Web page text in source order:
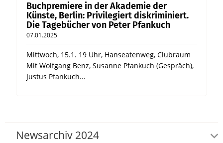
Buchpremiere in der Akademie der
Künste, Berlin: Privilegiert diskriminiert.
Die Tagebücher von Peter Pfankuch
07.01.2025
Mittwoch, 15.1. 19 Uhr, Hanseatenweg, Clubraum
Mit Wolfgang Benz, Susanne Pfankuch (Gespräch),
Justus Pfankuch...
Newsarchiv 2024